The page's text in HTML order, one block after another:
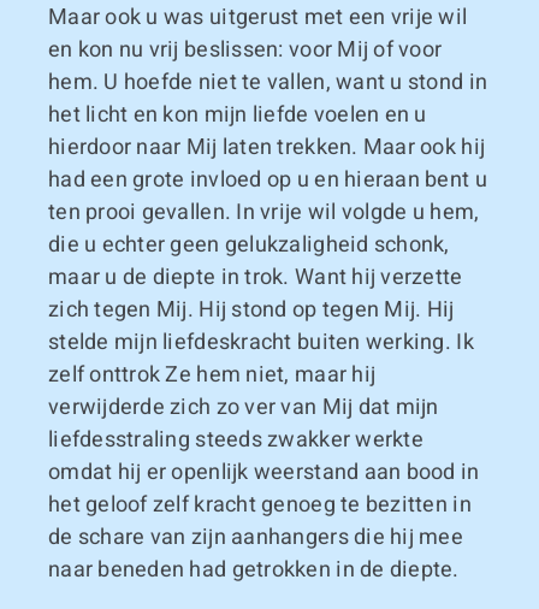
Maar ook u was uitgerust met een vrije wil
en kon nu vrij beslissen: voor Mij of voor
hem. U hoefde niet te vallen, want u stond in
het licht en kon mijn liefde voelen en u
hierdoor naar Mij laten trekken. Maar ook hij
had een grote invloed op u en hieraan bent u
ten prooi gevallen. In vrije wil volgde u hem,
die u echter geen gelukzaligheid schonk,
maar u de diepte in trok. Want hij verzette
zich tegen Mij. Hij stond op tegen Mij. Hij
stelde mijn liefdeskracht buiten werking. Ik
zelf onttrok Ze hem niet, maar hij
verwijderde zich zo ver van Mij dat mijn
liefdesstraling steeds zwakker werkte
omdat hij er openlijk weerstand aan bood in
het geloof zelf kracht genoeg te bezitten in
de schare van zijn aanhangers die hij mee
naar beneden had getrokken in de diepte.